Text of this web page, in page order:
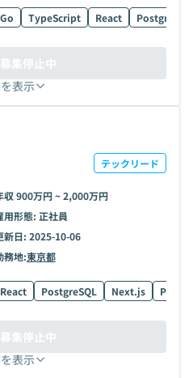
Go TypeScript React PostgreSQL
表示
募集停止中
テックリード
収 900万円 ~ 2,000万円
用形態: 正社員
新日: 2025-10-06
務地:東京都
React PostgreSQL Next.js
表示
募集停止中